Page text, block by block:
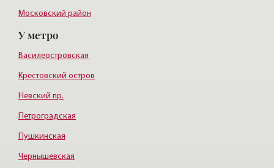
Московский район
Курортный район
У метро
Василеостровская
Крестовский остров
Невский пр.
Петроградская
Пушкинская
Чернышевская